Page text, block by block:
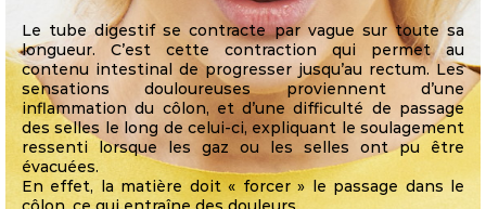
Le tube digestif se contracte par vague sur toute sa
longueur. C’est cette contraction qui permet au
contenu intestinal de progresser jusqu’au rectum. Les
sensations douloureuses proviennent d’une
inflammation du côlon, et d’une difficulté de passage
des selles le long de celui-ci, expliquant le soulagement
ressenti lorsque les gaz ou les selles ont pu être
évacuées.
En effet, la matière doit « forcer » le passage dans le